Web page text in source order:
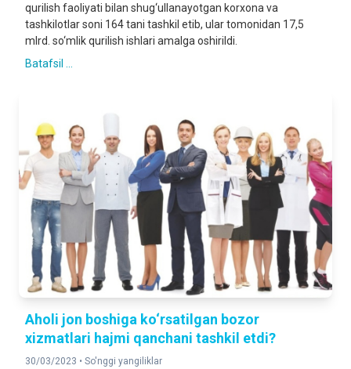
qurilish faoliyati bilan shug‘ullanayotgan korxona va
tashkilotlar soni 164 tani tashkil etib, ular tomonidan 17,5
mlrd. so‘mlik qurilish ishlari amalga oshirildi.
Batafsil ...
Aholi jon boshiga ko‘rsatilgan bozor
xizmatlari hajmi qanchani tashkil etdi?
30/03/2023 • So'nggi yangiliklar